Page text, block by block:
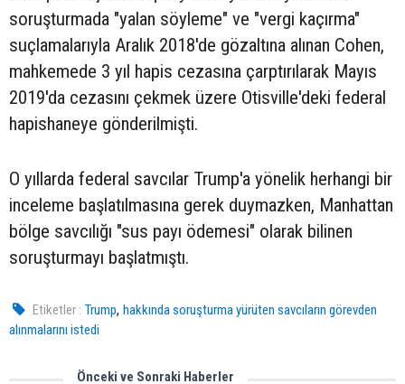
soruşturmada "yalan söyleme" ve "vergi kaçırma"
suçlamalarıyla Aralık 2018'de gözaltına alınan Cohen,
mahkemede 3 yıl hapis cezasına çarptırılarak Mayıs
2019'da cezasını çekmek üzere Otisville'deki federal
hapishaneye gönderilmişti.
O yıllarda federal savcılar Trump'a yönelik herhangi bir
inceleme başlatılmasına gerek duymazken, Manhattan
bölge savcılığı "sus payı ödemesi" olarak bilinen
soruşturmayı başlatmıştı.
Etiketler : Trump,hakkında soruşturma yürüten savcıların görevden
alınmalarını istedi
Önceki ve Sonraki Haberler